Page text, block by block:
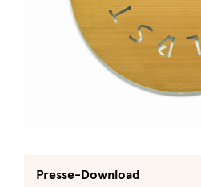
Presse-Download